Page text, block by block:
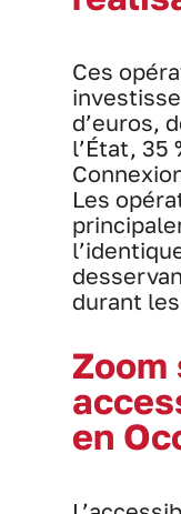
Ces
d’euros,
l’État, 35
Les
durant
Zoom
en